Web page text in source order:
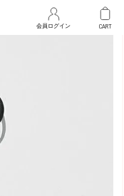
会員ログイン